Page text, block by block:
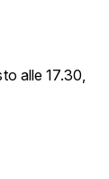
alle 17.30,